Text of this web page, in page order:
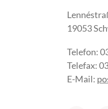
19053
Telefon:
Telefax:
E-Mail: